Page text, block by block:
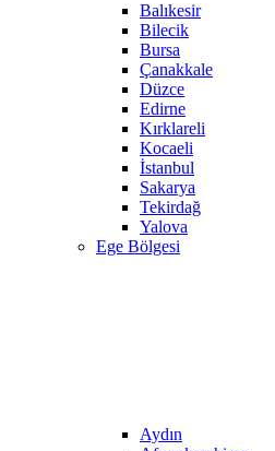
Balıkesir
Bilecik
Bursa
Çanakkale
Düzce
Edirne
Kırklareli
Kocaeli
İstanbul
Sakarya
Tekirdağ
Yalova
Ege Bölgesi
Aydın